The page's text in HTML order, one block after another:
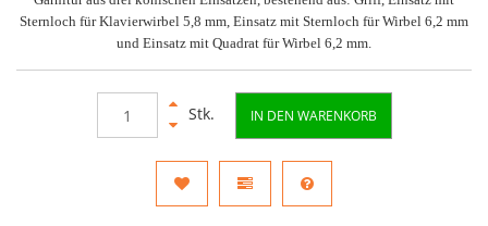
Sternloch für Klavierwirbel 5,8 mm, Einsatz mit Sternloch für Wirbel 6,2 mm
und Einsatz mit Quadrat für Wirbel 6,2 mm.
Stk. IN DEN WARENKORB